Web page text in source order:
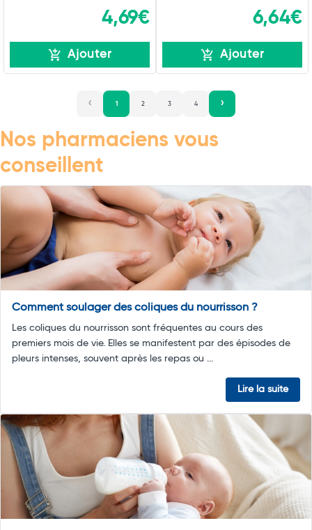
4,69€
Ajouter
6,64€
Ajouter
1 2 3 4
Nos pharmaciens vous
conseillent
Comment soulager des coliques du nourrisson ?
Les coliques du nourrisson sont fréquentes au cours des
premiers mois de vie. Elles se manifestent par des épisodes de
pleurs intenses, souvent après les repas ou ...
Lire la suite